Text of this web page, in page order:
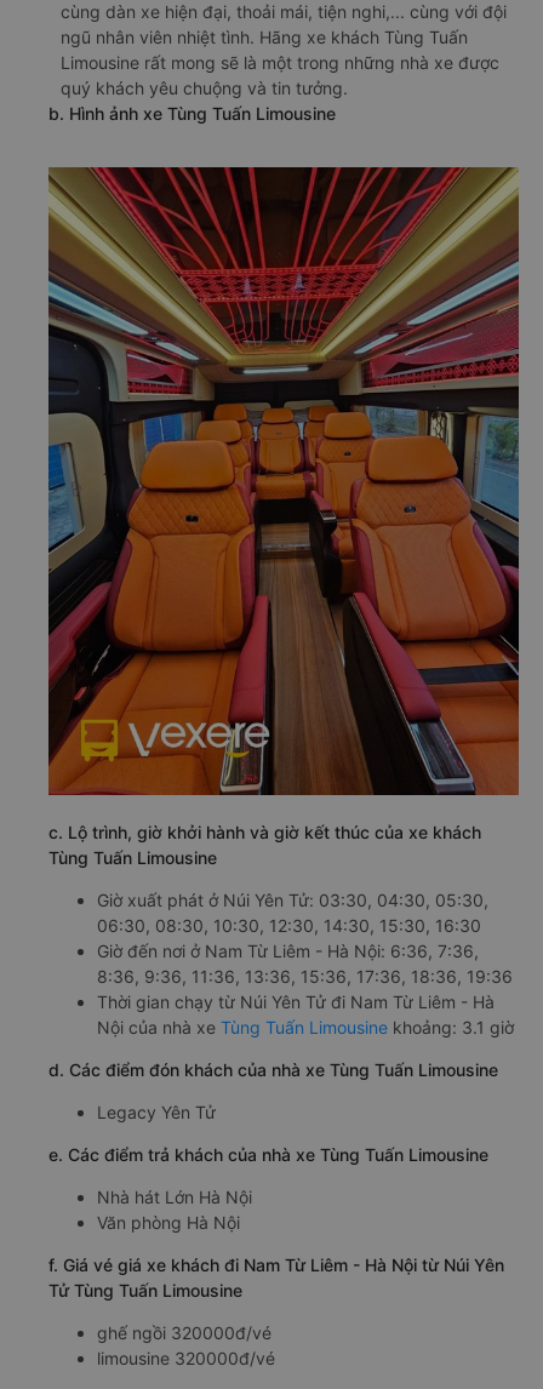
cùng dàn xe hiện đại, thoải mái, tiện nghi,... cùng với đội
ngũ nhân viên nhiệt tình. Hãng xe khách Tùng Tuấn
Limousine rất mong sẽ là một trong những nhà xe được
quý khách yêu chuộng và tin tưởng.
b. Hình ảnh xe Tùng Tuấn Limousine
c. Lộ trình, giờ khởi hành và giờ kết thúc của xe khách
Tùng Tuấn Limousine
Giờ xuất phát ở Núi Yên Tử: 03:30, 04:30, 05:30,
06:30, 08:30, 10:30, 12:30, 14:30, 15:30, 16:30
Giờ đến nơi ở Nam Từ Liêm - Hà Nội: 6:36, 7:36,
8:36, 9:36, 11:36, 13:36, 15:36, 17:36, 18:36, 19:36
Thời gian chạy từ Núi Yên Tử đi Nam Từ Liêm - Hà
Nội của nhà xe Tùng Tuấn Limousine khoảng: 3.1 giờ
d. Các điểm đón khách của nhà xe Tùng Tuấn Limousine
Legacy Yên Tử
e. Các điểm trả khách của nhà xe Tùng Tuấn Limousine
Nhà hát Lớn Hà Nội
Văn phòng Hà Nội
f. Giá vé giá xe khách đi Nam Từ Liêm - Hà Nội từ Núi Yên
Tử Tùng Tuấn Limousine
ghế ngồi 320000đ/vé
limousine 320000đ/vé